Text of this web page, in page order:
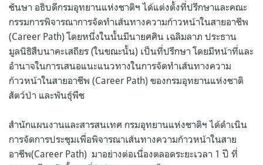
ชันษา อธิบดีกรมอุทยานแห่งชาติฯ ได้แต่งตั้งที่ปรึกษาและคณะ
กรรมการพิจารณาการจัดทำเส้นทางความก้าวหน้าในสายอาชีพ
(Career Path) โดยหนึ่งในนั้นมีนายศศิน เฉลิมลาภ ประธาน
มูลนิธิสืบนาคะเสถียร (ในขณะนั้น) เป็นที่ปรึกษา โดยมีหน้าที่และ
อำนาจในการเสนอแนะแนวทางในการจัดทำเส้นทางความ
ก้าวหน้าในสายอาชีพ (Career Path) ของกรมอุทยานแห่งชาติ
สัตว์ป่า และพันธุ์พืช
สำนักแผนงานและสารสนเทศ กรมอุทยานแห่งชาติฯ ได้ดำเนิน
การจัดการประชุมเพื่อพิจารณาเส้นทางความก้าวหน้าในสาย
อาชีพ(Career Path) มาอย่างต่อเนื่องตลอดระยะเวลา 1 ปี ที่